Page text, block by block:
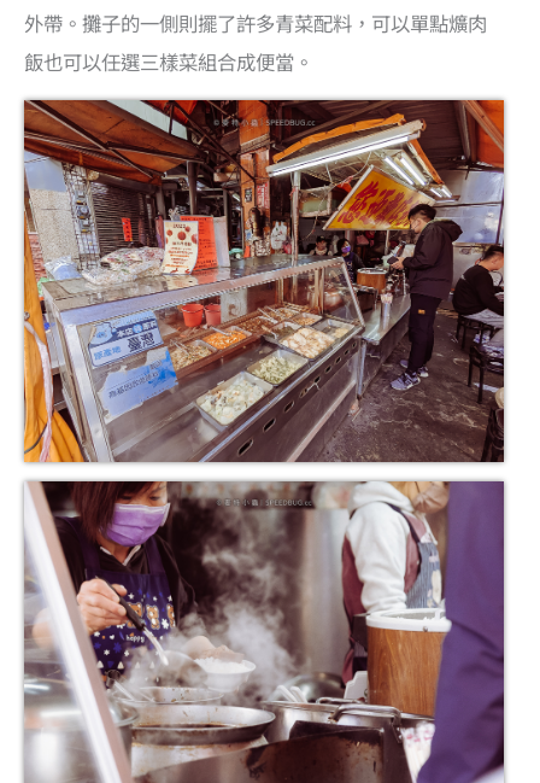
外帶。攤子的一側則擺了許多青菜配料，可以單點爌肉
飯也可以任選三樣菜組合成便當。